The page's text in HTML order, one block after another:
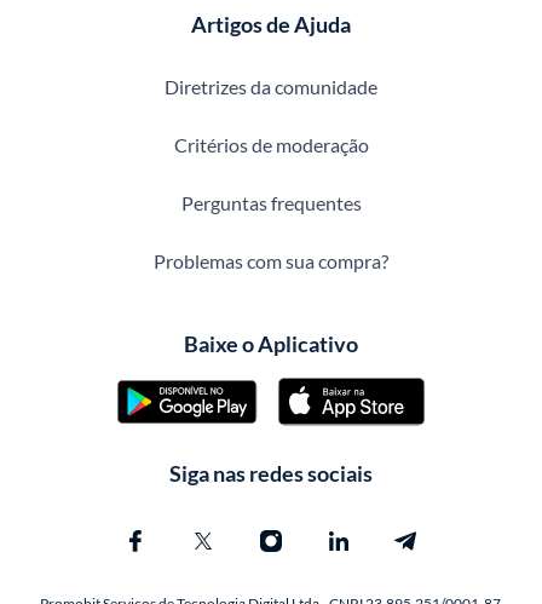
Artigos de Ajuda
Diretrizes da comunidade
Critérios de moderação
Perguntas frequentes
Problemas com sua compra?
Baixe o Aplicativo
Siga nas redes sociais